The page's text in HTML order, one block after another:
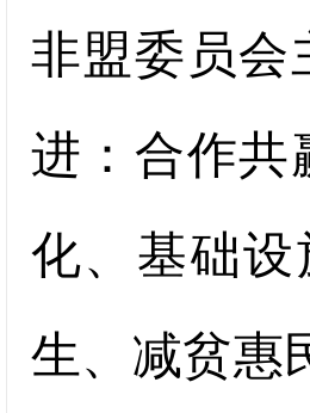
非盟委员会
进：合作共
化、基础
生、减贫惠